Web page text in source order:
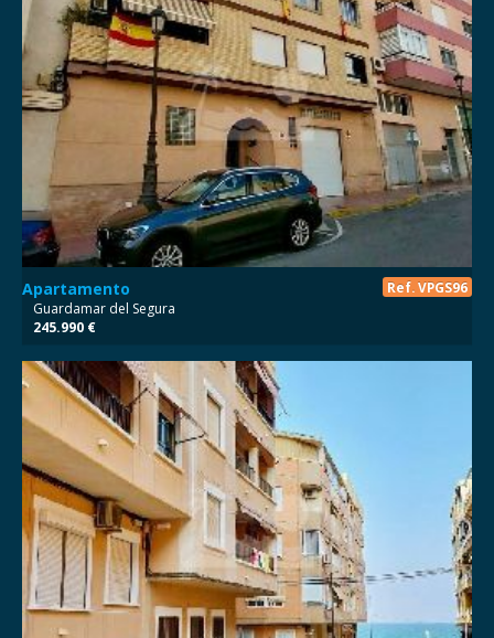
NO DISPONIBLE
Apartamento Ref. VPGS96
Guardamar del Segura
245.990 €